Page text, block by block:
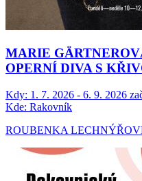
MARIE
OPERNÍ DIVA S
Kdy: 1. 7. 2026 - 6. 9. 2026
Kde: Rakovník
ROUBENKA